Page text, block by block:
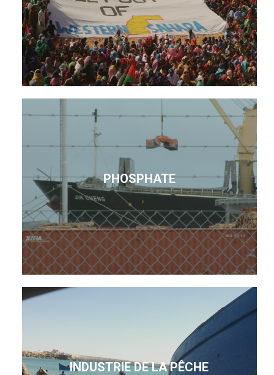
PHOSPHATE
INDUSTRIE DE LA PÊCHE